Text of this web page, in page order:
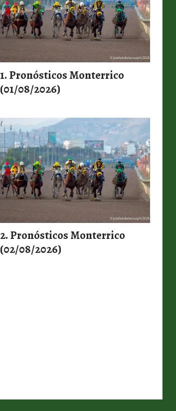
Pronósticos Monterrico
(01/08/2026)
Pronósticos Monterrico
(02/08/2026)